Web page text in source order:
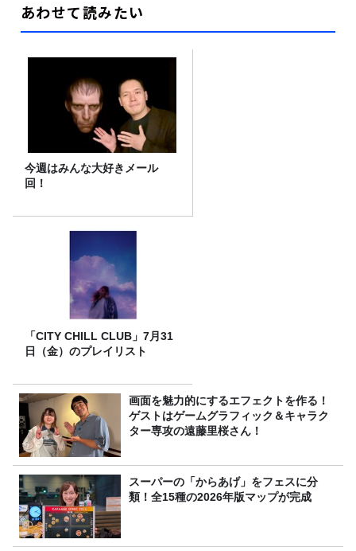
あわせて読みたい
今週はみんな大好きメール
回！
「CITY CHILL CLUB」7月31
日（金）のプレイリスト
画面を魅力的にするエフェクトを作る！
ゲストはゲームグラフィック＆キャラク
ター専攻の遠藤里桜さん！
スーパーの「からあげ」をフェスに分
類！全15種の2026年版マップが完成